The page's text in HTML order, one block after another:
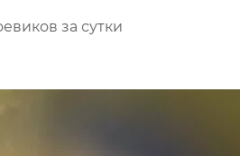
за сутки